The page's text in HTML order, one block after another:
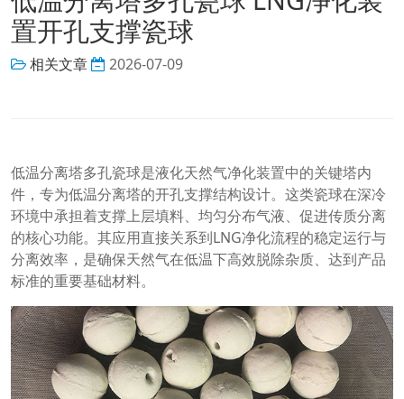
置开孔支撑瓷球
相关文章 2026-07-09
低温分离塔多孔瓷球是液化天然气净化装置中的关键塔内
件，专为低温分离塔的开孔支撑结构设计。这类瓷球在深冷
环境中承担着支撑上层填料、均匀分布气液、促进传质分离
的核心功能。其应用直接关系到LNG净化流程的稳定运行与
分离效率，是确保天然气在低温下高效脱除杂质、达到产品
标准的重要基础材料。